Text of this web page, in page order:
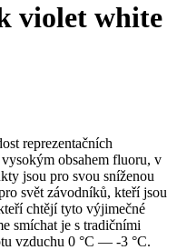
violet white
reprezentačních
obsahem fluoru, v
jsou pro svou sníženou
svět závodníků, kteří jsou
chtějí tyto výjimečné
smíchat je s tradičními
vzduchu 0 °C — -3 °C.